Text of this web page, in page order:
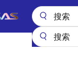
Main
5962-95506